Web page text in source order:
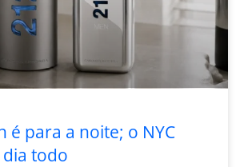
é para a noite; o NYC
dia todo